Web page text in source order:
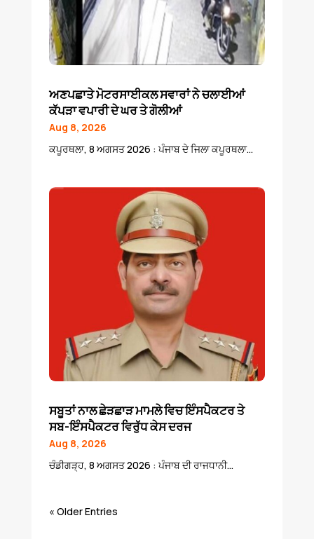
ਅਣਪਛਾਤੇ ਮੋਟਰਸਾਈਕਲ ਸਵਾਰਾਂ ਨੇ ਚਲਾਈਆਂ
ਕੱਪੜਾ ਵਪਾਰੀ ਦੇ ਘਰ ਤੇ ਗੋਲੀਆਂ
Aug 8, 2026
ਕਪੂਰਥਲਾ, 8 ਅਗਸਤ 2026 : ਪੰਜਾਬ ਦੇ ਜਿਲਾ ਕਪੂਰਥਲਾ...
ਸਬੂਤਾਂ ਨਾਲ ਛੇੜਛਾੜ ਮਾਮਲੇ ਵਿਚ ਇੰਸਪੈਕਟਰ ਤੇ
ਸਬ-ਇੰਸਪੈਕਟਰ ਵਿਰੁੱਧ ਕੇਸ ਦਰਜ
Aug 8, 2026
ਚੰਡੀਗੜ੍ਹ, 8 ਅਗਸਤ 2026 : ਪੰਜਾਬ ਦੀ ਰਾਜਧਾਨੀ...
« Older Entries